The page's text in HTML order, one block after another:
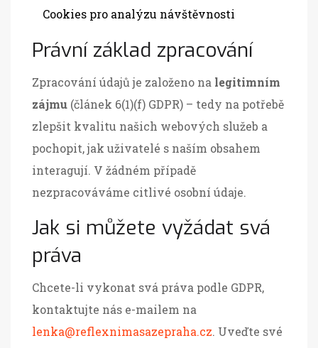
Cookies pro analýzu návštěvnosti
Právní základ zpracování
Zpracování údajů je založeno na legitimním
zájmu (článek 6(1)(f) GDPR) – tedy na potřebě
zlepšit kvalitu našich webových služeb a
pochopit, jak uživatelé s naším obsahem
interagují. V žádném případě
nezpracováváme citlivé osobní údaje.
Jak si můžete vyžádat svá
práva
Chcete-li vykonat svá práva podle GDPR,
kontaktujte nás e-mailem na
lenka@reflexnimasazepraha.cz. Uveďte své